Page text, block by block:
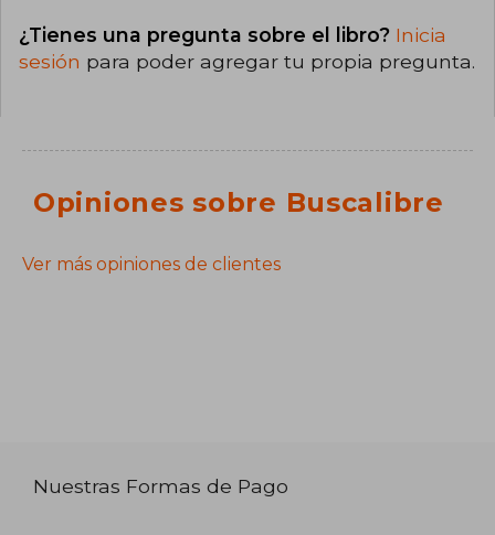
¿Tienes una pregunta sobre el libro? Inicia
sesión para poder agregar tu propia pregunta.
Opiniones sobre Buscalibre
Ver más opiniones de clientes
Nuestras Formas de Pago